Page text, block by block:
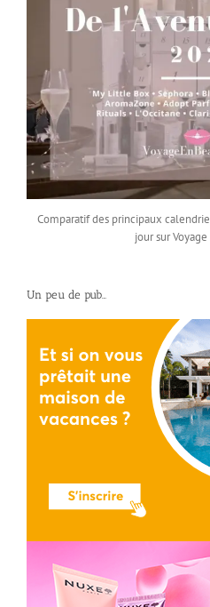
Comparatif des principaux
jour sur
Un peu de pub…